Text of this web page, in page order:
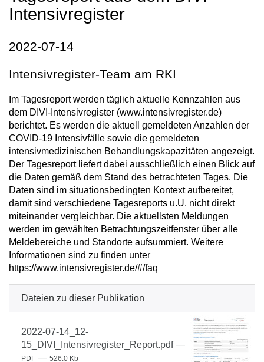
Intensivregister
2022-07-14
Intensivregister-Team am RKI
Im Tagesreport werden täglich aktuelle Kennzahlen aus
dem DIVI-Intensivregister (www.intensivregister.de)
berichtet. Es werden die aktuell gemeldeten Anzahlen der
COVID-19 Intensivfälle sowie die gemeldeten
intensivmedizinischen Behandlungskapazitäten angezeigt.
Der Tagesreport liefert dabei ausschließlich einen Blick auf
die Daten gemäß dem Stand des betrachteten Tages. Die
Daten sind im situationsbedingten Kontext aufbereitet,
damit sind verschiedene Tagesreports u.U. nicht direkt
miteinander vergleichbar. Die aktuellsten Meldungen
werden im gewählten Betrachtungszeitfenster über alle
Meldebereiche und Standorte aufsummiert. Weitere
Informationen sind zu finden unter
https://www.intensivregister.de/#/faq
Dateien zu dieser Publikation
2022-07-14_12-
15_DIVI_Intensivregister_Report.pdf—
PDF — 526.0 Kb